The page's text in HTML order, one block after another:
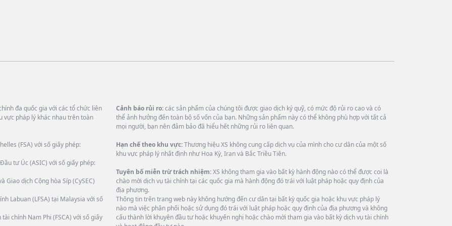
đa quốc gia với các tổ chức liên
vực pháp lý khác nhau trên toàn
(FSA) với số giấy phép:
tư Úc (ASIC) với số giấy phép:
Giao dịch Cộng hòa Síp (CySEC)
Labuan (LFSA) tại Malaysia với số
chính Nam Phi (FSCA) với số giấy
Cảnh báo rủi ro:các sản phẩm của chúng tôi được giao dịch ký quỹ, có mức độ rủi ro cao và có
thể ảnh hưởng đến toàn bộ số vốn của bạn. Những sản phẩm này có thể không phù hợp với tất cả
mọi người, bạn nên đảm bảo đã hiểu hết những rủi ro liên quan.
Hạn chế theo khu vực:Thương hiệu XS không cung cấp dịch vụ của mình cho cư dân của một số
khu vực pháp lý nhất định như Hoa Kỳ, Iran và Bắc Triều Tiên.
Tuyên bố miễn trừ trách nhiệm:XS không tham gia vào bất kỳ hành động nào có thể được coi là
chào mời dịch vụ tài chính tại các quốc gia mà hành động đó trái với luật pháp hoặc quy định của
địa phương.
Thông tin trên trang web này không hướng đến cư dân tại bất kỳ quốc gia hoặc khu vực pháp lý
nào mà việc phân phối hoặc sử dụng đó trái với luật pháp hoặc quy định của địa phương và không
cấu thành lời khuyên đầu tư hoặc khuyến nghị hoặc chào mời tham gia vào bất kỳ dịch vụ tài chính